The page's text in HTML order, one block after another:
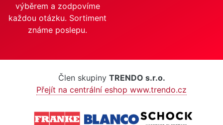
výběrem a zodpovíme
každou otázku. Sortiment
známe poslepu.
Člen skupiny TRENDO s.r.o.
Přejít na centrální eshop www.trendo.cz